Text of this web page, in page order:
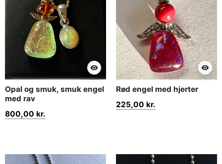
visibility
Opal og smuk, smuk engel
med rav
800,00 kr.
visibility
Rød engel med hjerter
225,00 kr.